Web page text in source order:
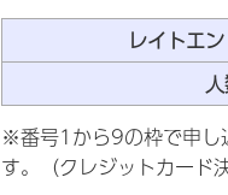
レイトエ
人
※番号1から9の枠で申し
す。（クレジットカード